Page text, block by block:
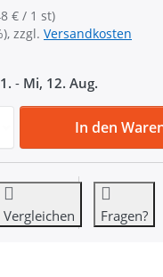
€ / 1 st)
zzgl. Versandkosten
- Mi, 12. Aug.
Gurtbandende /
In den
Vergleichen Fragen?